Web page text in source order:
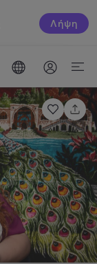
Λήψη